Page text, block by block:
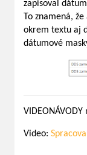
zapisoval
To znamená,
okrem textu aj
dátumové
Video: